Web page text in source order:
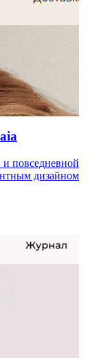
повседневной
дизайном